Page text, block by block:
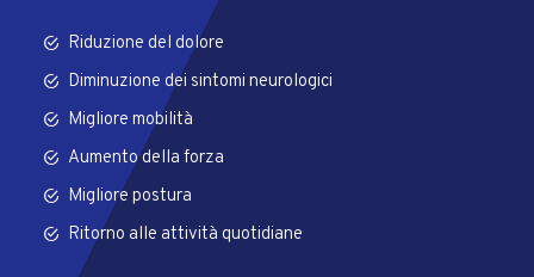
Riduzione del dolore
Diminuzione dei sintomi neurologici
Migliore mobilità
Aumento della forza
Migliore postura
Ritorno alle attività quotidiane